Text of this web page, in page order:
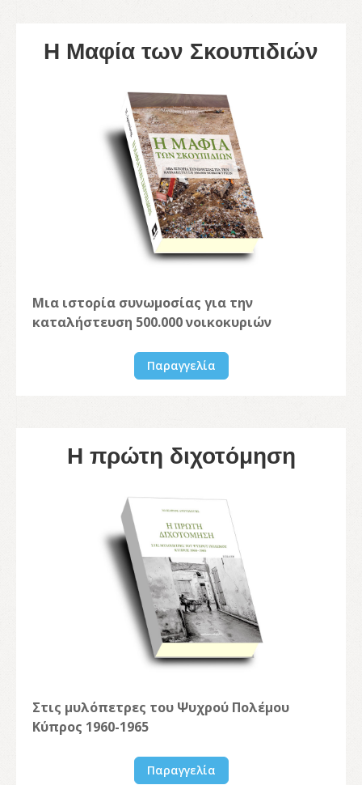
Η Μαφία των Σκουπιδιών
Μια ιστορία συνωμοσίας για την
καταλήστευση 500.000 νοικοκυριών
Παραγγελία
Η πρώτη διχοτόμηση
Στις μυλόπετρες του Ψυχρού Πολέμου
Κύπρος 1960-1965
Παραγγελία